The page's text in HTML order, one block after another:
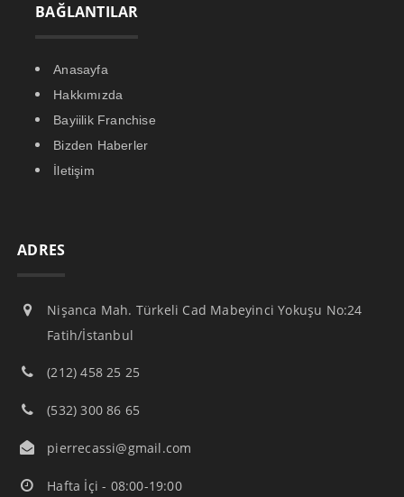
BAĞLANTILAR
Anasayfa
Hakkımızda
Bayiilik Franchise
Bizden Haberler
İletişim
ADRES
Nişanca Mah. Türkeli Cad Mabeyinci Yokuşu No:24
Fatih/İstanbul
(212) 458 25 25
(532) 300 86 65
pierrecassi@gmail.com
Hafta İçi - 08:00-19:00